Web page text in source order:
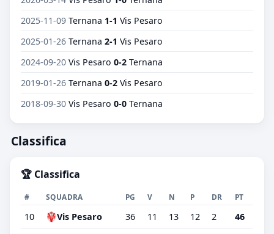
2025-11-09 Ternana 1-1 Vis Pesaro
2025-01-26 Ternana 2-1 Vis Pesaro
2024-09-20 Vis Pesaro 0-2 Ternana
2019-01-26 Ternana 0-2 Vis Pesaro
2018-09-30 Vis Pesaro 0-0 Ternana
Classifica
🏆 Classifica
# SQUADRA PG V N P DR PT
10 Vis Pesaro 36 11 13 12 2 46